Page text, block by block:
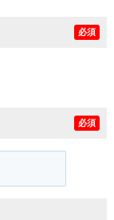
必須
必須